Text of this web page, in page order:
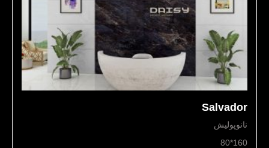
Salvador
نانوپولیش
160*80